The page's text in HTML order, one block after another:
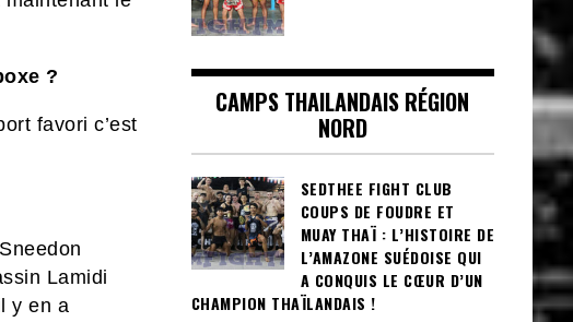
?
favori c’est
Lamidi
y en a
CAMPS THAILANDAIS RÉGION
NORD
SEDTHEE FIGHT CLUB
COUPS DE FOUDRE ET
MUAY THAÏ : L’HISTOIRE DE
L’AMAZONE SUÉDOISE QUI
A CONQUIS LE CŒUR D’UN
CHAMPION THAÏLANDAIS !